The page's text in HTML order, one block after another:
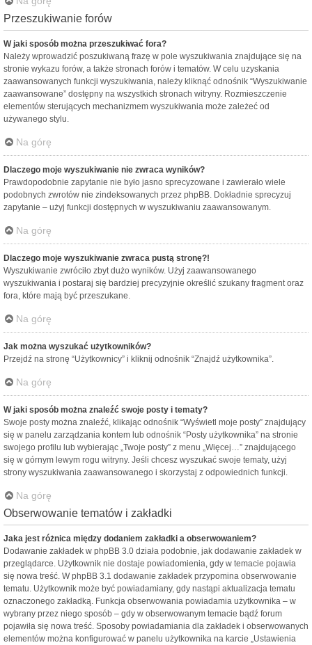
Przeszukiwanie forów
W jaki sposób można przeszukiwać fora?
Należy wprowadzić poszukiwaną frazę w pole wyszukiwania znajdujące się na
stronie wykazu forów, a także stronach forów i tematów. W celu uzyskania
zaawansowanych funkcji wyszukiwania, należy kliknąć odnośnik “Wyszukiwanie
zaawansowane” dostępny na wszystkich stronach witryny. Rozmieszczenie
elementów sterujących mechanizmem wyszukiwania może zależeć od
używanego stylu.
Na górę
Dlaczego moje wyszukiwanie nie zwraca wyników?
Prawdopodobnie zapytanie nie było jasno sprecyzowane i zawierało wiele
podobnych zwrotów nie zindeksowanych przez phpBB. Dokładnie sprecyzuj
zapytanie – użyj funkcji dostępnych w wyszukiwaniu zaawansowanym.
Na górę
Dlaczego moje wyszukiwanie zwraca pustą stronę?!
Wyszukiwanie zwróciło zbyt dużo wyników. Użyj zaawansowanego
wyszukiwania i postaraj się bardziej precyzyjnie określić szukany fragment oraz
fora, które mają być przeszukane.
Na górę
Jak można wyszukać użytkowników?
Przejdź na stronę “Użytkownicy” i kliknij odnośnik “Znajdź użytkownika”.
Na górę
W jaki sposób można znaleźć swoje posty i tematy?
Swoje posty można znaleźć, klikając odnośnik “Wyświetl moje posty” znajdujący
się w panelu zarządzania kontem lub odnośnik “Posty użytkownika” na stronie
swojego profilu lub wybierając „Twoje posty” z menu „Więcej…” znajdującego
się w górnym lewym rogu witryny. Jeśli chcesz wyszukać swoje tematy, użyj
strony wyszukiwania zaawansowanego i skorzystaj z odpowiednich funkcji.
Na górę
Obserwowanie tematów i zakładki
Jaka jest różnica między dodaniem zakładki a obserwowaniem?
Dodawanie zakładek w phpBB 3.0 działa podobnie, jak dodawanie zakładek w
przeglądarce. Użytkownik nie dostaje powiadomienia, gdy w temacie pojawia
się nowa treść. W phpBB 3.1 dodawanie zakładek przypomina obserwowanie
tematu. Użytkownik może być powiadamiany, gdy nastąpi aktualizacja tematu
oznaczonego zakładką. Funkcja obserwowania powiadamia użytkownika – w
wybrany przez niego sposób – gdy w obserwowanym temacie bądź forum
pojawiła się nowa treść. Sposoby powiadamiania dla zakładek i obserwowanych
elementów można konfigurować w panelu użytkownika na karcie „Ustawienia